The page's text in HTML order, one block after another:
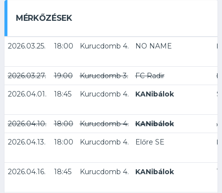
MÉRKŐZÉSEK
2026.03.25. 18:00 Kurucdomb 4. NO NAME
2026.03.27. 19:00 Kurucdomb 3. FC Radir
2026.04.01. 18:45 Kurucdomb 4. KANibálok
2026.04.10. 18:00 Kurucdomb 4. KANibálok
2026.04.13. 18:00 Kurucdomb 4. Előre SE
2026.04.16. 18:45 Kurucdomb 4. KANibálok